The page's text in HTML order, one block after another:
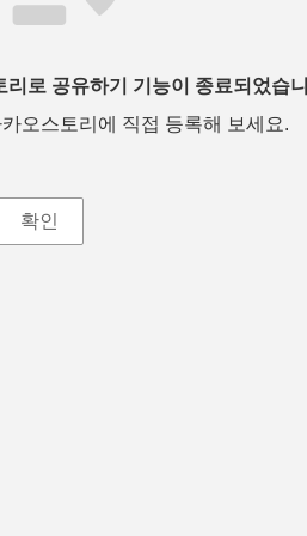
로 공유하기 기능이 종료되었습
오스토리에 직접 등록해 보세요.
확인